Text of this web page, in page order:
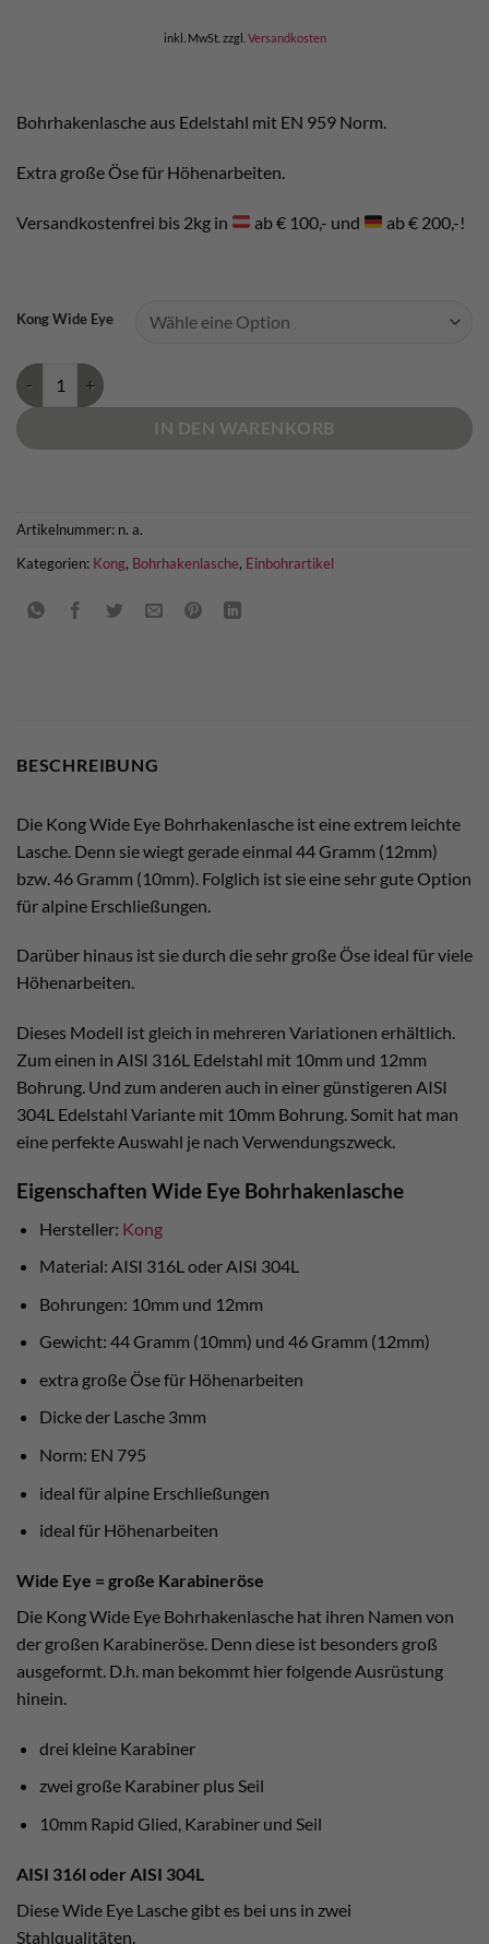
inkl. MwSt. zzgl. Versandkosten
Bohrhakenlasche aus Edelstahl mit EN 959 Norm.
Extra große Öse für Höhenarbeiten.
Versandkostenfrei bis 2kg in ab € 100,- und ab € 200,-!
Kong Wide Eye
Kong Wide Eye Bohrhakenlasche Menge
IN DEN WARENKORB
Artikelnummer: n. a.
Kategorien: Kong, Bohrhakenlasche, Einbohrartikel
BESCHREIBUNG
Die Kong Wide Eye Bohrhakenlasche ist eine extrem leichte
Lasche. Denn sie wiegt gerade einmal 44 Gramm (12mm)
bzw. 46 Gramm (10mm). Folglich ist sie eine sehr gute Option
für alpine Erschließungen.
Darüber hinaus ist sie durch die sehr große Öse ideal für viele
Höhenarbeiten.
Dieses Modell ist gleich in mehreren Variationen erhältlich.
Zum einen in AISI 316L Edelstahl mit 10mm und 12mm
Bohrung. Und zum anderen auch in einer günstigeren AISI
304L Edelstahl Variante mit 10mm Bohrung. Somit hat man
eine perfekte Auswahl je nach Verwendungszweck.
Eigenschaften Wide Eye Bohrhakenlasche
Hersteller: Kong
Material: AISI 316L oder AISI 304L
Bohrungen: 10mm und 12mm
Gewicht: 44 Gramm (10mm) und 46 Gramm (12mm)
extra große Öse für Höhenarbeiten
Dicke der Lasche 3mm
Norm: EN 795
ideal für alpine Erschließungen
ideal für Höhenarbeiten
Wide Eye = große Karabineröse
Die Kong Wide Eye Bohrhakenlasche hat ihren Namen von
der großen Karabineröse. Denn diese ist besonders groß
ausgeformt. D.h. man bekommt hier folgende Ausrüstung
hinein.
drei kleine Karabiner
zwei große Karabiner plus Seil
10mm Rapid Glied, Karabiner und Seil
AISI 316l oder AISI 304L
Diese Wide Eye Lasche gibt es bei uns in zwei
Stahlqualitäten.